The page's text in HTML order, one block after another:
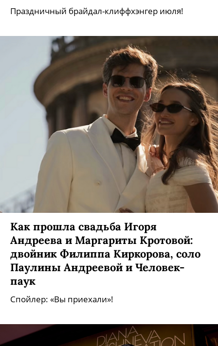
Праздничный брайдал-клиффхэнгер июля!
Как прошла свадьба Игоря
Андреева и Маргариты Кротовой:
двойник Филиппа Киркорова, соло
Паулины Андреевой и Человек-
паук
Спойлер: «Вы приехали»!